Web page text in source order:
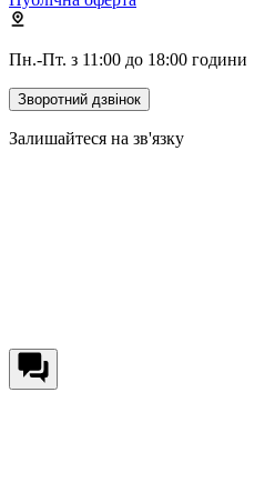
Пн.-Пт. з 11:00 до 18:00 години
Зворотний дзвінок
Залишайтеся на зв'язку